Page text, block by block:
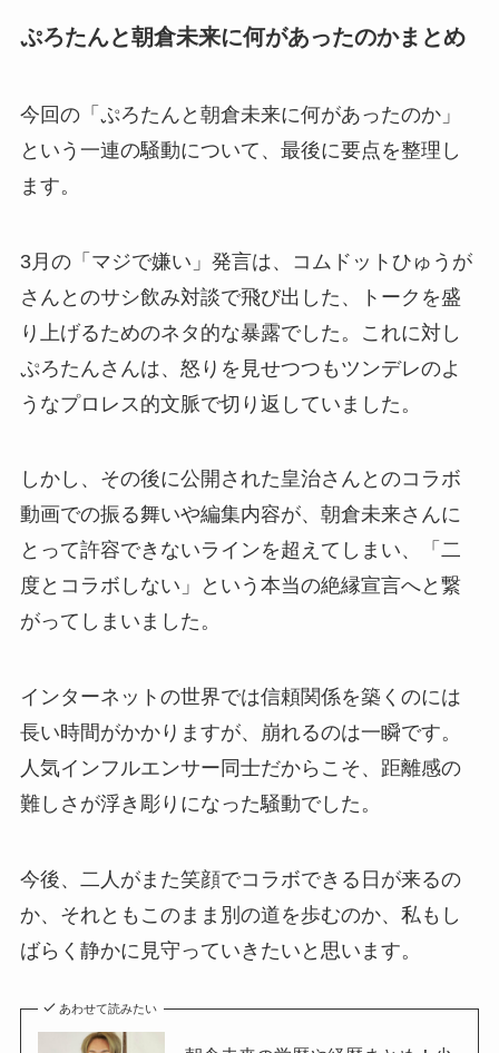
ぷろたんと朝倉未来に何があったのかまとめ
今回の「ぷろたんと朝倉未来に何があったのか」
という一連の騒動について、最後に要点を整理し
ます。
3月の「マジで嫌い」発言は、コムドットひゅうが
さんとのサシ飲み対談で飛び出した、トークを盛
り上げるためのネタ的な暴露でした。これに対し
ぷろたんさんは、怒りを見せつつもツンデレのよ
うなプロレス的文脈で切り返していました。
しかし、その後に公開された皇治さんとのコラボ
動画での振る舞いや編集内容が、朝倉未来さんに
とって許容できないラインを超えてしまい、「二
度とコラボしない」という本当の絶縁宣言へと繋
がってしまいました。
インターネットの世界では信頼関係を築くのには
長い時間がかかりますが、崩れるのは一瞬です。
人気インフルエンサー同士だからこそ、距離感の
難しさが浮き彫りになった騒動でした。
今後、二人がまた笑顔でコラボできる日が来るの
か、それともこのまま別の道を歩むのか、私もし
ばらく静かに見守っていきたいと思います。
あわせて読みたい